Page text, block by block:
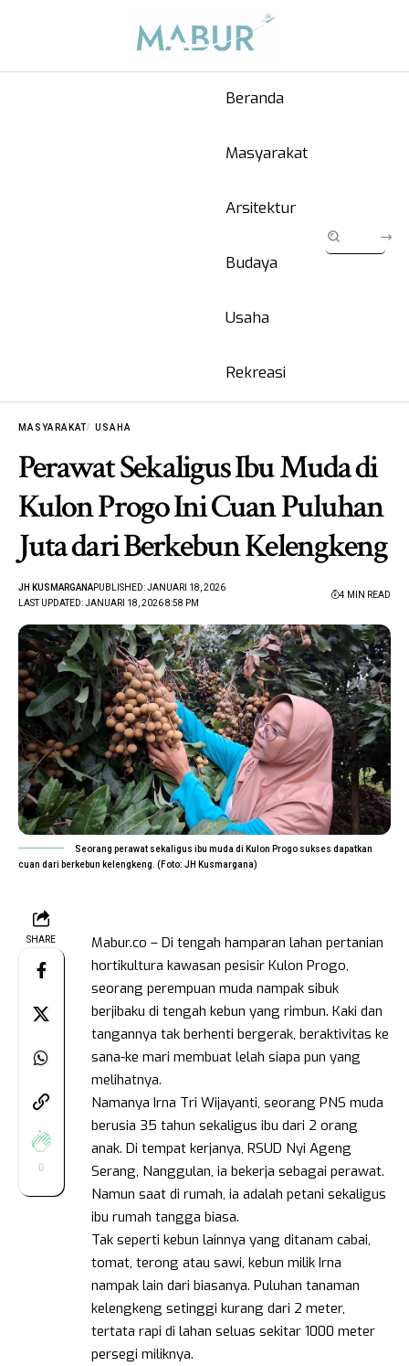
Beranda
Masyarakat
Arsitektur
Budaya
Usaha
Rekreasi
MASYARAKAT USAHA
Perawat Sekaligus Ibu Muda di
Kulon Progo Ini Cuan Puluhan
Juta dari Berkebun Kelengkeng
LAST UPDATED: JANUARI 18, 2026 8:58 PM
JH KUSMARGANAPUBLISHED: JANUARI 18, 2026
4 MIN READ
Seorang perawat sekaligus ibu muda di Kulon Progo sukses dapatkan
cuan dari berkebun kelengkeng. (Foto: JH Kusmargana)
SHARE
0
Mabur.co – Di tengah hamparan lahan pertanian
hortikultura kawasan pesisir Kulon Progo,
seorang perempuan muda nampak sibuk
berjibaku di tengah kebun yang rimbun. Kaki dan
tangannya tak berhenti bergerak, beraktivitas ke
sana-ke mari membuat lelah siapa pun yang
melihatnya.
Namanya Irna Tri Wijayanti, seorang PNS muda
berusia 35 tahun sekaligus ibu dari 2 orang
anak. Di tempat kerjanya, RSUD Nyi Ageng
Serang, Nanggulan, ia bekerja sebagai perawat.
Namun saat di rumah, ia adalah petani sekaligus
ibu rumah tangga biasa.
Tak seperti kebun lainnya yang ditanam cabai,
tomat, terong atau sawi, kebun milik Irna
nampak lain dari biasanya. Puluhan tanaman
kelengkeng setinggi kurang dari 2 meter,
tertata rapi di lahan seluas sekitar 1000 meter
persegi miliknya.